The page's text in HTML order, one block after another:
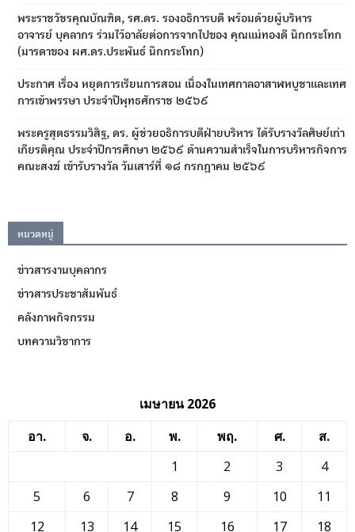
พระราชวัชรคุณบัณฑิต, รศ.ดร. รองอธิการบดี พร้อมด้วยผู้บริหาร
อาจารย์ บุคลากร ร่วมไว้อาลัยต่อการจากไปของ คุณแม่ทองดี นึกกระโทก
(มารดาของ ผศ.ดร.ประพันธ์ นึกกระโทก)
ประกาศ เรื่อง หยุดการเรียนการสอน เนื่องในเทศกาลอาสาฬหบูชาและเทศ
การเข้าพรรษา ประจำปีพุทธศักราช ๒๕๖๙
พระครูสุตธรรมวิสิฐ, ดร. ผู้ช่วยอธิการบดีฝ่ายบริหาร ได้รับรางวัลศิษย์เก่า
เกียรติคุณ ประจำปีการศึกษา ๒๕๖๙ ด้านความสำเร็จในการบริหารกิจการ
คณะสงฆ์ เข้ารับรางวัล วันเสาร์ที่ ๑๘ กรกฎาคม ๒๕๖๙
หมวดหมู่
ข่าวสารงานบุคลากร
ข่าวสารประชาสัมพันธ์
คลังภาพกิจกรรม
บทความวิชาการ
เมษายน 2026
อา.
จ. อ. พ. พฤ. ศ.
ส.
1
2 3
4
5
6 7 8 9 10
11
12
13 14 15 16 17 18